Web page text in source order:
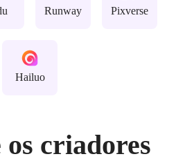
Runway Pixverse
Hailuo
os criadores